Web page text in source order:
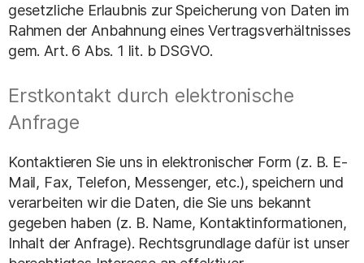
gesetzliche Erlaubnis zur Speicherung von Daten im
Rahmen der Anbahnung eines Vertragsverhältnisses
gem. Art. 6 Abs. 1 lit. b DSGVO.
Erstkontakt durch elektronische
Anfrage
Kontaktieren Sie uns in elektronischer Form (z. B. E-
Mail, Fax, Telefon, Messenger, etc.), speichern und
verarbeiten wir die Daten, die Sie uns bekannt
gegeben haben (z. B. Name, Kontaktinformationen,
Inhalt der Anfrage). Rechtsgrundlage dafür ist unser